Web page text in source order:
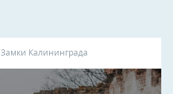
Замки Калининграда